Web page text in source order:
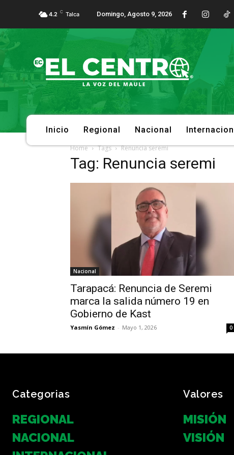
4.2 C Talca Domingo, Agosto 9, 2026
Inicio Regional Nacional
Home Tags Renuncia seremi
Tag: Renuncia seremi
Nacional
Tarapacá: Renuncia de Seremi
marca la salida número 19 en
Gobierno de Kast
Yasmín Gómez - Mayo 1, 2026 0
Categorias
REGIONAL
NACIONAL
Valores
MISIÓN
VISIÓN